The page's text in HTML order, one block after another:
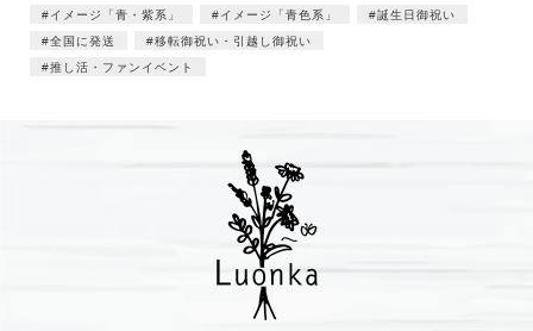
イメージ「青・紫系」
イメージ「青色系」
誕生日御祝い
全国に発送
移転御祝い・引越し御祝い
推し活・ファンイベント